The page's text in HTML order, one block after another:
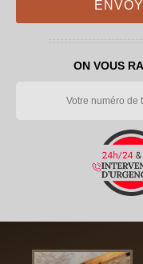
ON VOUS